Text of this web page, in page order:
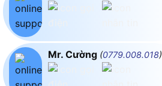
Mr. Cường (0779.008.018)